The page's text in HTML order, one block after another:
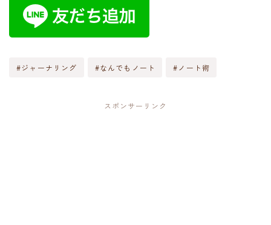
#ジャーナリング #なんでもノート #ノート術
スポンサーリンク